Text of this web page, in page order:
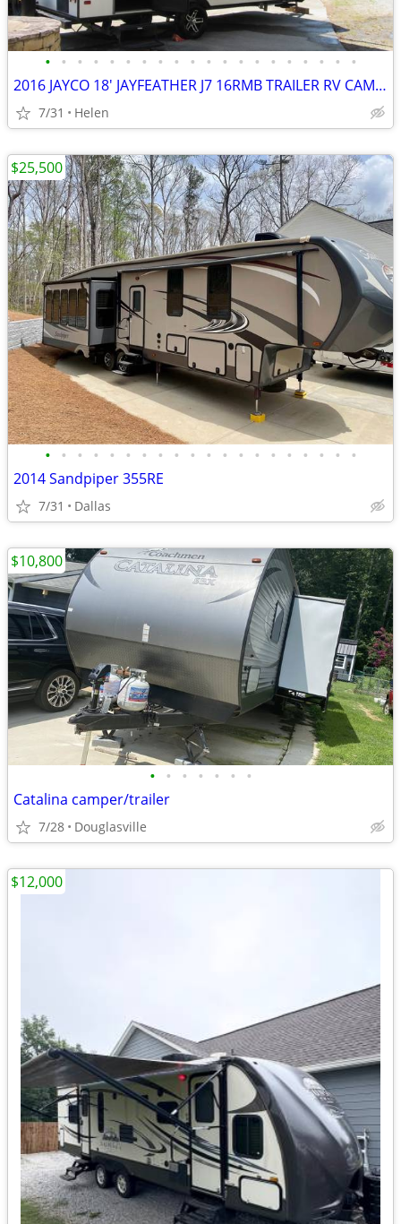
• • • • • • • • • • • • • • • • • • • •
2016 JAYCO 18' JAYFEATHER J7 16RMB TRAILER RV CAMPER HOME
7/31 Helen
• • • • • • • • • • • • • • • • • • • •
2014 Sandpiper 355RE
7/31 Dallas
$25,500
• • • • • • •
Catalina camper/trailer
7/28 Douglasville
$10,800
$12,000